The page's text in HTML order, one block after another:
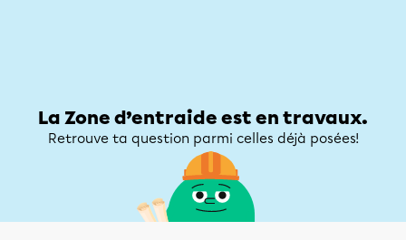
La Zone d’entraide est en travaux.
Retrouve ta question parmi celles déjà posées!